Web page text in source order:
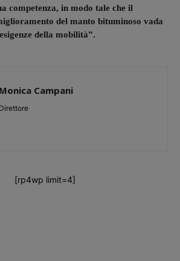
competenza, in modo tale che il
del manto bituminoso vada
della mobilità”.
Monica Campani
Direttore
[rp4wp limit=4]